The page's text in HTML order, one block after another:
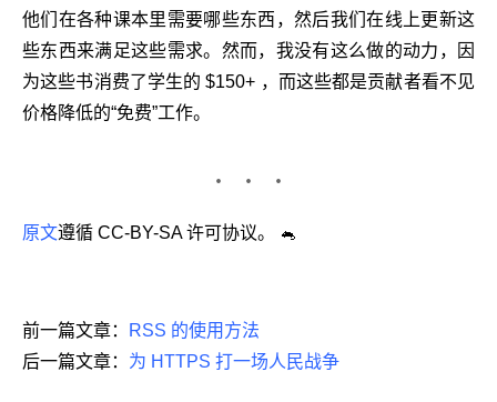
他们在各种课本里需要哪些东西，然后我们在线上更新这
些东西来满足这些需求。然而，我没有这么做的动力，因
为这些书消费了学生的 $150+ ，而这些都是贡献者看不见
价格降低的“免费”工作。
原文遵循 CC-BY-SA 许可协议。 🐁
前一篇文章：
RSS 的使用方法
后一篇文章： 为 HTTPS 打一场人民战争